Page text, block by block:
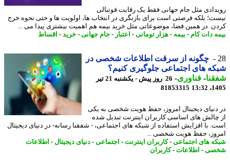
مثل جام جهانی فقط یک رقابت فوتبالی
بلکه فرصتی است برای بازنگری در انتخاب ها، اولویت ها و حتی نحوه خرج
در همین فضا، موضوعاتی مثل خرید بیمه هم اهمیت بیشتری پیدا می ...
دات کام-بیمه -هزار تومانی-اعتبار-جام جهانی-خرید- اقساط
چگونه از سرقت اطلاعات شخصی در
های اجتماعی جلوگیری کنیم؟
-فناوری-
26 روز پیش - یکشنبه 21 تیر
81853315
دیجیتال امروز، حفظ هویت شخصی به یکی
های اساسی کاربران اینترنت تبدیل شده
با افزایش استفاده از شبکه های اجتماعی، - شفقنا رسانه- در دنیای دیجیتال
حفظ هویت شخصی ...
های اجتماعی-کاربران اینترنت-اجتماعی-دنیای دیجیتال-اطلاعات
-اطلاعات-کاربران